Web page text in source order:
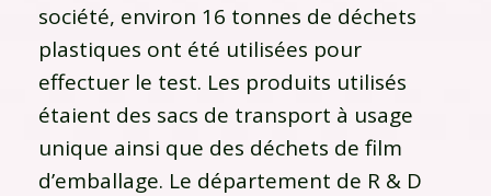
société, environ 16 tonnes de déchets
plastiques ont été utilisées pour
effectuer le test. Les produits utilisés
étaient des sacs de transport à usage
unique ainsi que des déchets de film
d’emballage. Le département de R & D